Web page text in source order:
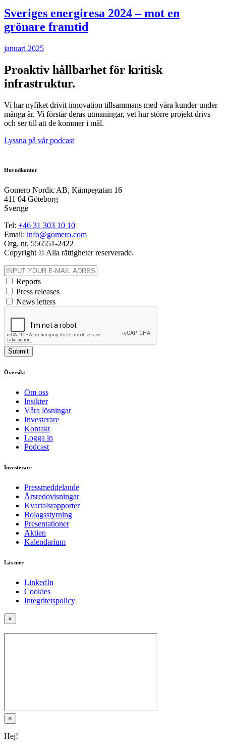
Sveriges energiresa 2024 – mot en
grönare framtid
januari 2025
Proaktiv hållbarhet för kritisk
infrastruktur.
Vi har nyfiket drivit innovation tillsammans med våra kunder under
många år. Vi förstår deras utmaningar, vet hur större projekt drivs
och ser till att de kommer i mål.
Lyssna på vår podcast
Huvudkontor
Gomero Nordic AB, Kämpegatan 16
411 04 Göteborg
Sverige
Tel: +46 31 303 10 10
Email: info@gomero.com
Org. nr. 556551-2422
Copyright © Alla rättigheter reserverade.
Reports
Press releases
News letters
Submit
Översikt
Om oss
Insikter
Våra lösningar
Investerare
Kontakt
Logga in
Podcast
Investerare
Pressmeddelande
Årsredovisningar
Kvartalsrapporter
Bolagsstyrning
Presentationer
Aktien
Kalendarium
Läs mer
LinkedIn
Cookies
Integritetspolicy
×
×
Hej!